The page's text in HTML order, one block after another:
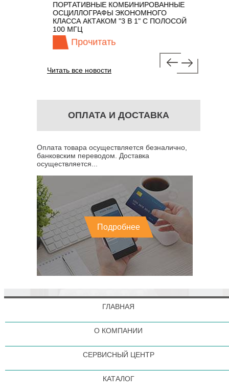
ПОРТАТИВНЫЕ КОМБИНИРОВАННЫЕ
ОСЦИЛЛОГРАФЫ ЭКОНОМНОГО
КЛАССА АКТАКОМ "3 В 1" С ПОЛОСОЙ
100 МГЦ
Прочитать
Читать все новости
ОПЛАТА И ДОСТАВКА
Оплата товара осуществляется безналично,
банковским переводом. Доставка
осуществляется...
Подробнее
ГЛАВНАЯ
О КОМПАНИИ
СЕРВИСНЫЙ ЦЕНТР
КАТАЛОГ